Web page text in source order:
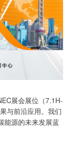
展会展位（7.1H-
与前沿应用。我们
能源的未来发展蓝